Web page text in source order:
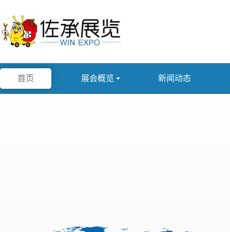
首页 展会概览  新闻动态